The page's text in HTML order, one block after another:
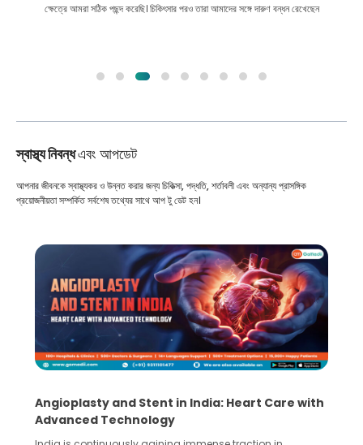
ক্ষেত্রে আমরা সঠিক পছন্দ করেছি। চিকিৎসার পরও তারা আমাদের সঙ্গে দারুণ বন্ধন রেখেছেন
স্বাস্থ্য নিবন্ধএবং আপডেট
আপনার জীবনকে স্বাস্থ্যকর ও উন্নত করার জন্য চিকিত্সা, পদ্ধতি, শর্তাবলী এবং অন্যান্য প্রাসঙ্গিক
প্রয়োজনীয়তা সম্পর্কিত সর্বশেষ তথ্যের সাথে আপ টু ডেট হন।
Angioplasty and Stent in India: Heart Care with
Advanced Technology